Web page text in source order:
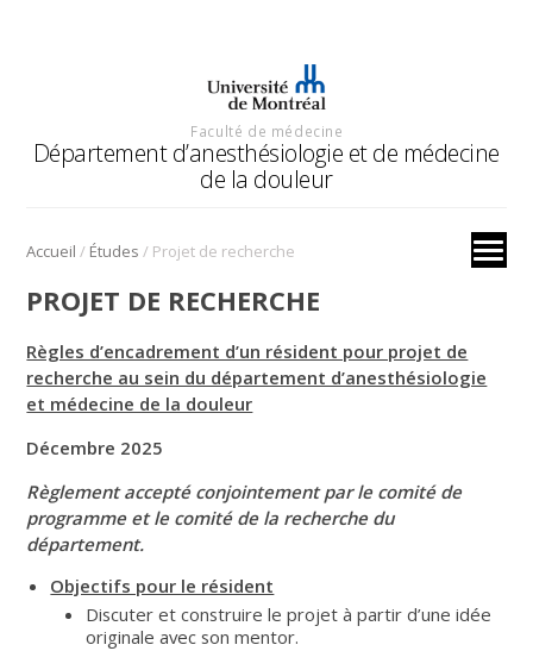
Faculté de médecine
Département d’anesthésiologie et de médecine
de la douleur
Accueil / Études / Projet de recherche
PROJET DE RECHERCHE
Règles d’encadrement d’un résident pour projet de
recherche au sein du département d’anesthésiologie
et médecine de la douleur
Décembre 2025
Règlement accepté conjointement par le comité de
programme et le comité de la recherche du
département.
Objectifs pour le résident
Discuter et construire le projet à partir d’une idée
originale avec son mentor.